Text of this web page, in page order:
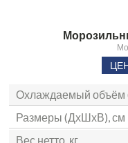
Охлаждаемый объём
Размеры (ДхШхВ), см
Вес нетто, кг